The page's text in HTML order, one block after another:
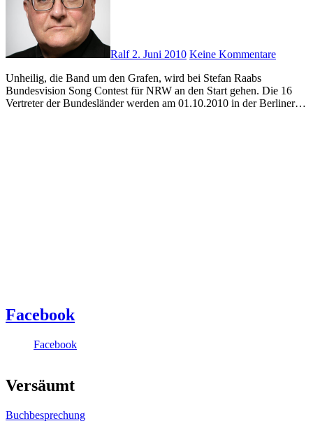
Ralf 2. Juni 2010 Keine Kommentare
Unheilig, die Band um den Grafen, wird bei Stefan Raabs
Bundesvision Song Contest für NRW an den Start gehen. Die 16
Vertreter der Bundesländer werden am 01.10.2010 in der Berliner…
Facebook
Facebook
Versäumt
Buchbesprechung